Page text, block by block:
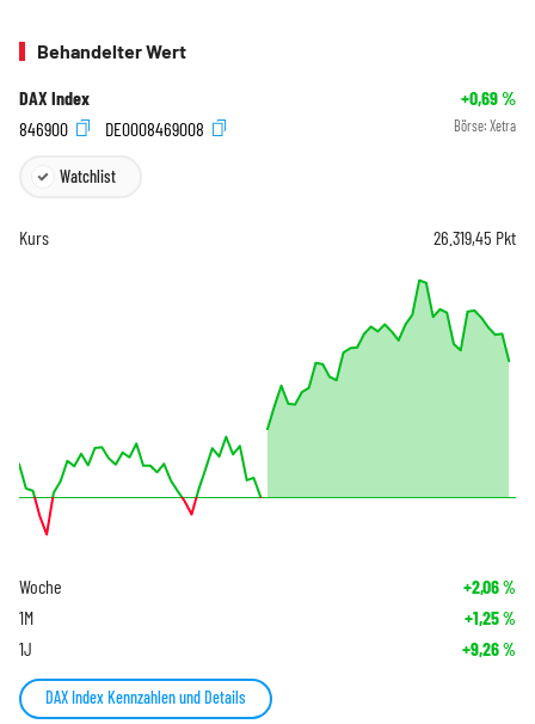
Behandelter Wert
DAX Index +0,69%
846900
DE0008469008 Börse: Xetra
Watchlist
Kurs 26.319,45 Pkt
Woche +2,06%
1M +1,25%
1J +9,26%
DAX Index Kennzahlen und Details